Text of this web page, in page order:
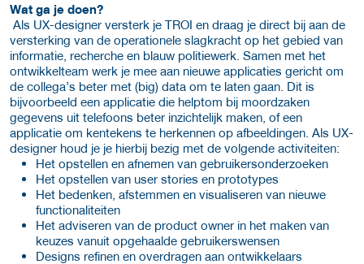
Wat ga je doen?
Als UX-designer versterk je TROI en draag je direct bij aan de
versterking van de operationele slagkracht op het gebied van
informatie, recherche en blauw politiewerk. Samen met het
ontwikkelteam werk je mee aan nieuwe applicaties gericht om
de collega’s beter met (big) data om te laten gaan. Dit is
bijvoorbeeld een applicatie die helptom bij moordzaken
gegevens uit telefoons beter inzichtelijk maken, of een
applicatie om kentekens te herkennen op afbeeldingen. Als UX-
designer houd je je hierbij bezig met de volgende activiteiten:
Het opstellen en afnemen van gebruikersonderzoeken
Het opstellen van user stories en prototypes
Het bedenken, afstemmen en visualiseren van nieuwe
functionaliteiten
Het adviseren van de product owner in het maken van
keuzes vanuit opgehaalde gebruikerswensen
Designs refinen en overdragen aan ontwikkelaars